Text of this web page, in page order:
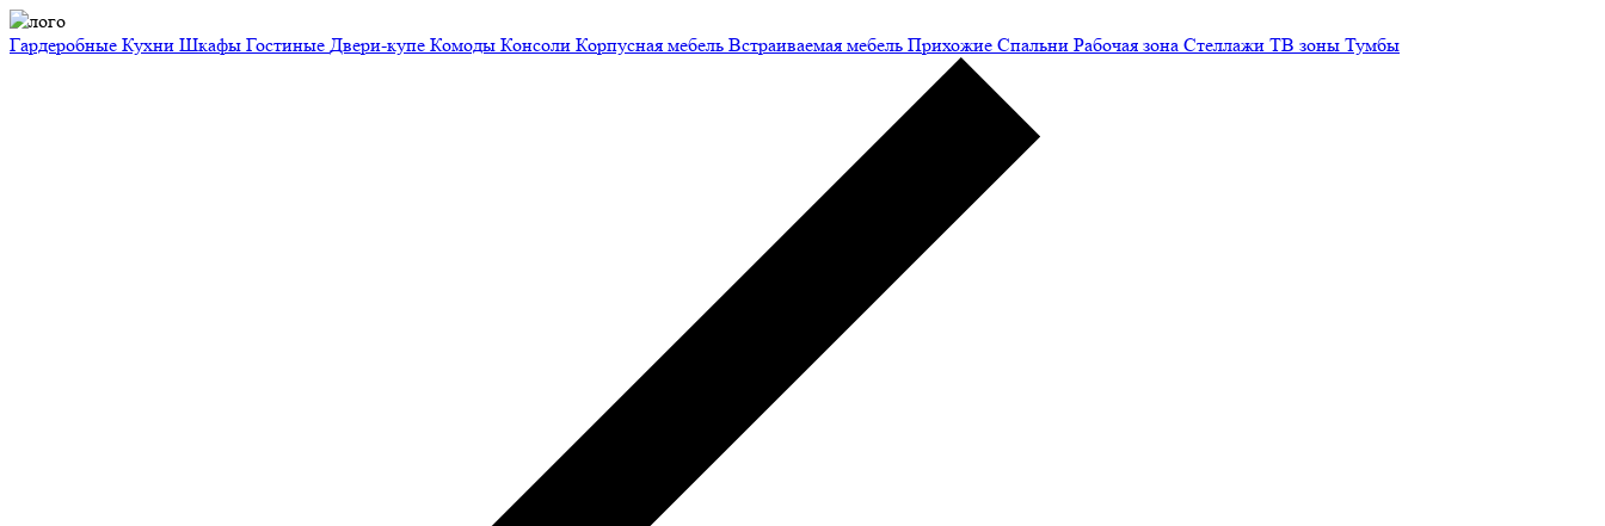
Гардеробные Кухни Шкафы Гостиные Двери-купе Комоды Консоли Корпусная мебель Встраиваемая мебель Прихожие Спальни Рабочая зона Стеллажи ТВ зоны Тумбы